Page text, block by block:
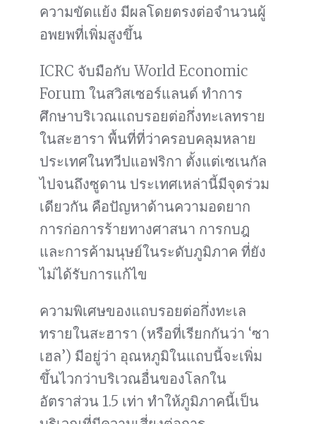
ความขัดแย้ง มีผลโดยตรงต่อจำนวนผู้
อพยพที่เพิ่มสูงขึ้น
ICRC จับมือกับ World Economic
Forum ในสวิสเซอร์แลนด์ ทำการ
ศึกษาบริเวณแถบรอยต่อกึ่งทะเลทราย
ในสะฮารา พื้นที่ที่ว่าครอบคลุมหลาย
ประเทศในทวีปแอฟริกา ตั้งแต่เซเนกัล
ไปจนถึงซูดาน ประเทศเหล่านี้มีจุดร่วม
เดียวกัน คือปัญหาด้านความอดยาก
การก่อการร้ายทางศาสนา การกบฎ
และการค้ามนุษย์ในระดับภูมิภาค ที่ยัง
ไม่ได้รับการแก้ไข
ความพิเศษของแถบรอยต่อกึ่งทะเล
ทรายในสะฮารา (หรือที่เรียกกันว่า ‘ซา
เฮล’) มีอยู่ว่า อุณหภูมิในแถบนี้จะเพิ่ม
ขึ้นไวกว่าบริเวณอื่นของโลกใน
อัตราส่วน 1.5 เท่า ทำให้ภูมิภาคนี้เป็น